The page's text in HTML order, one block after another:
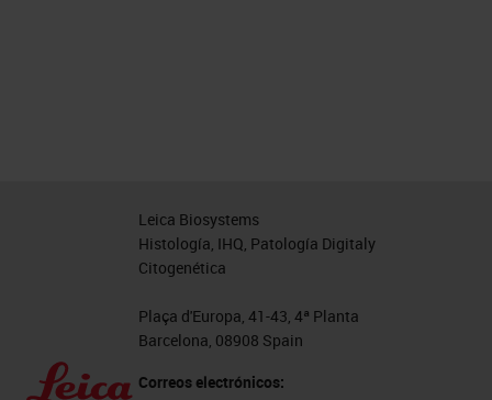
Leica Biosystems
Histología, IHQ, Patología Digitaly
Citogenética
Plaça d'Europa, 41-43, 4ª Planta
Barcelona, 08908 Spain
Correos electrónicos: